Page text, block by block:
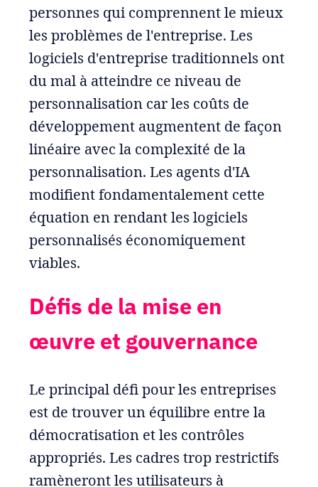
personnes qui comprennent le mieux
les problèmes de l'entreprise. Les
logiciels d'entreprise traditionnels ont
du mal à atteindre ce niveau de
personnalisation car les coûts de
développement augmentent de façon
linéaire avec la complexité de la
personnalisation. Les agents d'IA
modifient fondamentalement cette
équation en rendant les logiciels
personnalisés économiquement
viables.
Défis de la mise en
œuvre et gouvernance
Le principal défi pour les entreprises
est de trouver un équilibre entre la
démocratisation et les contrôles
appropriés. Les cadres trop restrictifs
ramèneront les utilisateurs à